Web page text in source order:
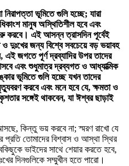
ভূমিতে গুলি হচ্ছে; যারা
মানুষ অস্থিতিশীল হবে এবং
করবে। এই আসন্ন ত্রাসদিন পূর্বেই
দুঃখের জন্য বিশ্বে সবচেয়ে বড় ভয়াবহ
জগতে পূর্ণ দ্রব্যাদির উপর তাদের
এবং শুধুমাত্র দ্রব্যগত ও আধ্যাত্মিক
ভূমিতে গুলি হচ্ছে যখন তাদের
করবে এবং মনে হবে যে, ক্ষমতা ও
সঙ্গেই থাকবেন, যা ঈশ্বর ছাড়াই
কিন্তু ভয় করবে না; স্মরণ রাখো যে
প্রতি তোমাদের বিশ্বাস ও আস্থা স্থির
ভাইদের সাথে শেয়ার করতে হবে,
দিনগুলিকে সম্মুখীন হতে পারো।